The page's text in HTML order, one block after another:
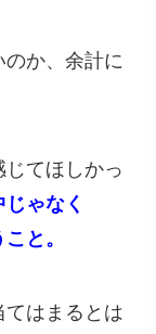
か、余計に
てほしかっ
じゃなく
と。
はまるとは